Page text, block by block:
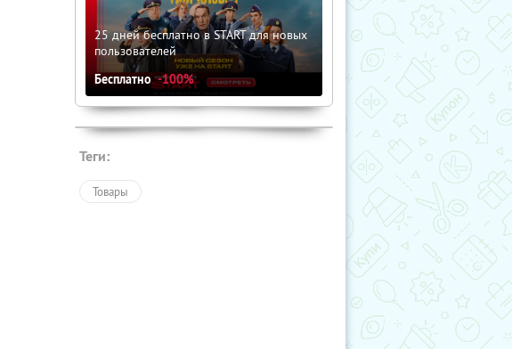
25 дней бесплатно в START для новых
пользователей
Бесплатно -100%
Теги:
Товары